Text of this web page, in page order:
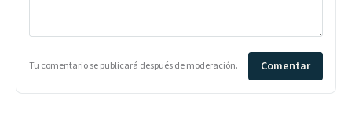
Tu comentario se publicará después de moderación. Comentar